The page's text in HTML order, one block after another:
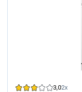
3,02x